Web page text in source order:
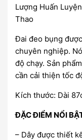
Lượng Huấn
Thao
Đai đeo bụng
chuyên nghiệp.
độ chạy. Sản
cần cải thiện tốc
Kích thước: Dài
ĐẶC ĐIỂM NỔI
– Dây được thiết